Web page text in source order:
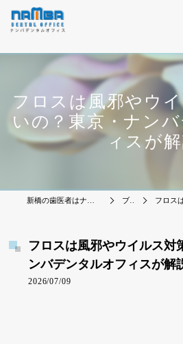
フロスは風邪やウ
いの？東京・ナン
ィスが
ブログ フロスは風邪
フロスは風邪やウイルス対
ンバデンタルオフィスが解
2026/07/09